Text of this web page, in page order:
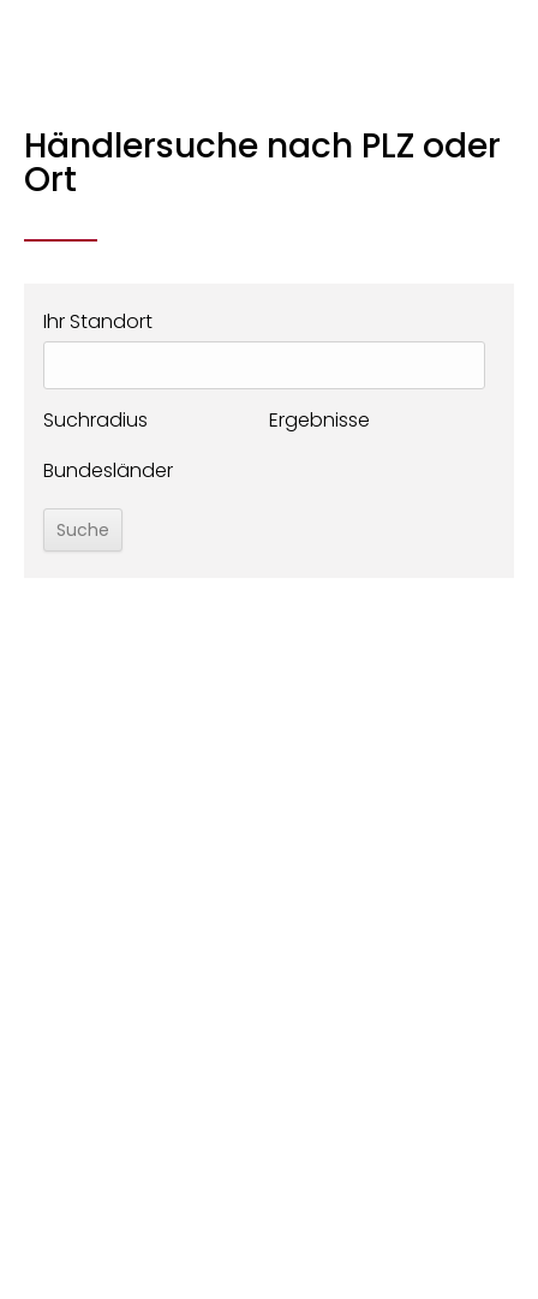
Händlersuche nach PLZ oder
Ort
Ihr Standort
Suchradius
Ergebnisse
Bundesländer